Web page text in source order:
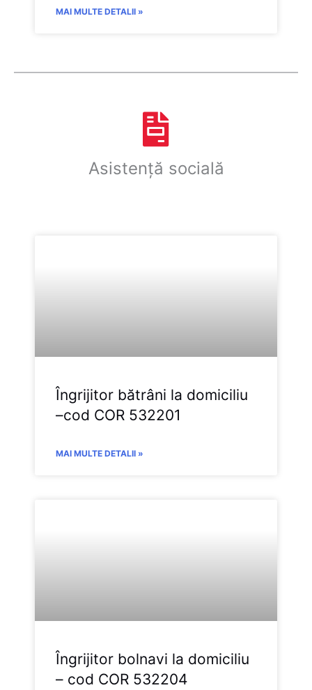
MAI MULTE DETALII »
Asistență socială
Îngrijitor bătrâni la domiciliu
–cod COR 532201
MAI MULTE DETALII »
Îngrijitor bolnavi la domiciliu
– cod COR 532204